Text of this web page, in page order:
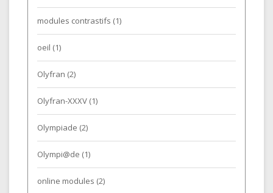
modules contrastifs (1)
oeil (1)
Olyfran (2)
Olyfran-XXXV (1)
Olympiade (2)
Olympi@de (1)
online modules (2)